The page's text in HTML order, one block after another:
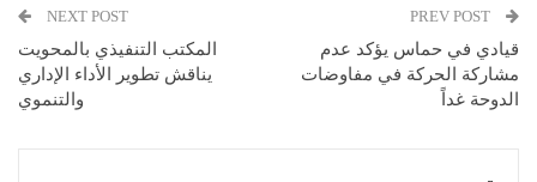
قيادي في حماس يؤكد عدم
مشاركة الحركة في مفاوضات
الدوحة غداً
NEXT POST
المكتب التنفيذي بالمحويت
يناقش تطوير الأداء الإداري
والتنموي